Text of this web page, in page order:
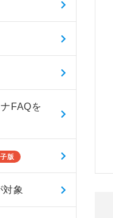
FAQを
版
象
辺土地の評価 Ｑ
（二訂版）
円